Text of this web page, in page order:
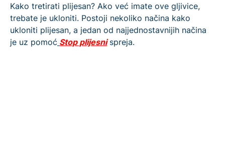
Kako tretirati plijesan? Ako već imate ove gljivice,
trebate je ukloniti. Postoji nekoliko načina kako
ukloniti plijesan, a jedan od najjednostavnijih načina
je uz pomoć Stop plijesnispreja.